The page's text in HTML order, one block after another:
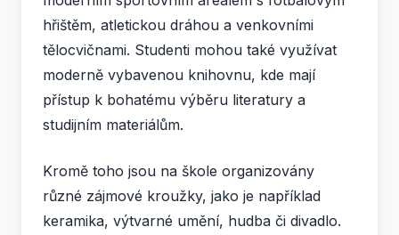
hřištěm, atletickou dráhou a venkovními
tělocvičnami. Studenti mohou také využívat
moderně vybavenou knihovnu, kde mají
přístup k bohatému výběru literatury a
studijním materiálům.
Kromě toho jsou na škole organizovány
různé zájmové kroužky, jako je například
keramika, výtvarné umění, hudba či divadlo.